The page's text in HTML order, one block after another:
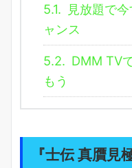
5.1. 見放題で
ャンス
5.2. DMM TV
もう
『士伝 真贋